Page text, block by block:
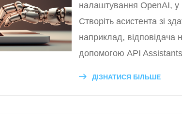
налаштування OpenAI, у
Створіть асистента зі
наприклад, відповідача
допомогою API
ДІЗНАТИСЯ БІЛЬШЕ